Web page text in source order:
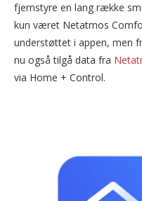
fjernstyre en lang række
kun været Netatmos
understøttet i appen, men
nu også tilgå data fra
via Home + Control.